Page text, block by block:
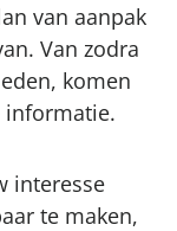
van aanpak
Van zodra
komen
informatie.
interesse
te maken,